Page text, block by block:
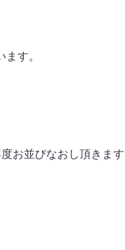
す。
お並びなおし頂きます